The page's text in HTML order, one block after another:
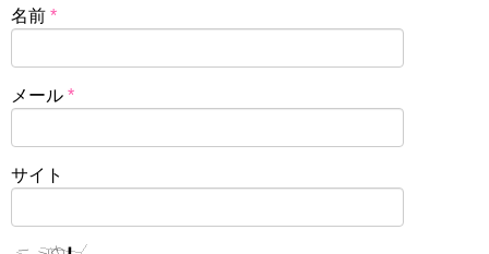
名前 *
メール *
サイト